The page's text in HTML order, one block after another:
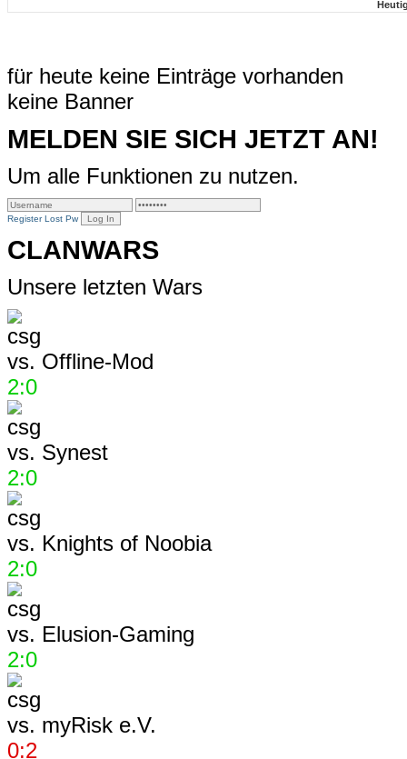
für heute keine Einträge vorhanden
keine Banner
MELDEN SIE SICH JETZT AN!
Um alle Funktionen zu nutzen.
Register Lost Pw
CLANWARS
Unsere letzten Wars
vs. Offline-Mod
2:0
vs. Synest
2:0
vs. Knights of Noobia
2:0
vs. Elusion-Gaming
2:0
vs. myRisk e.V.
0:2